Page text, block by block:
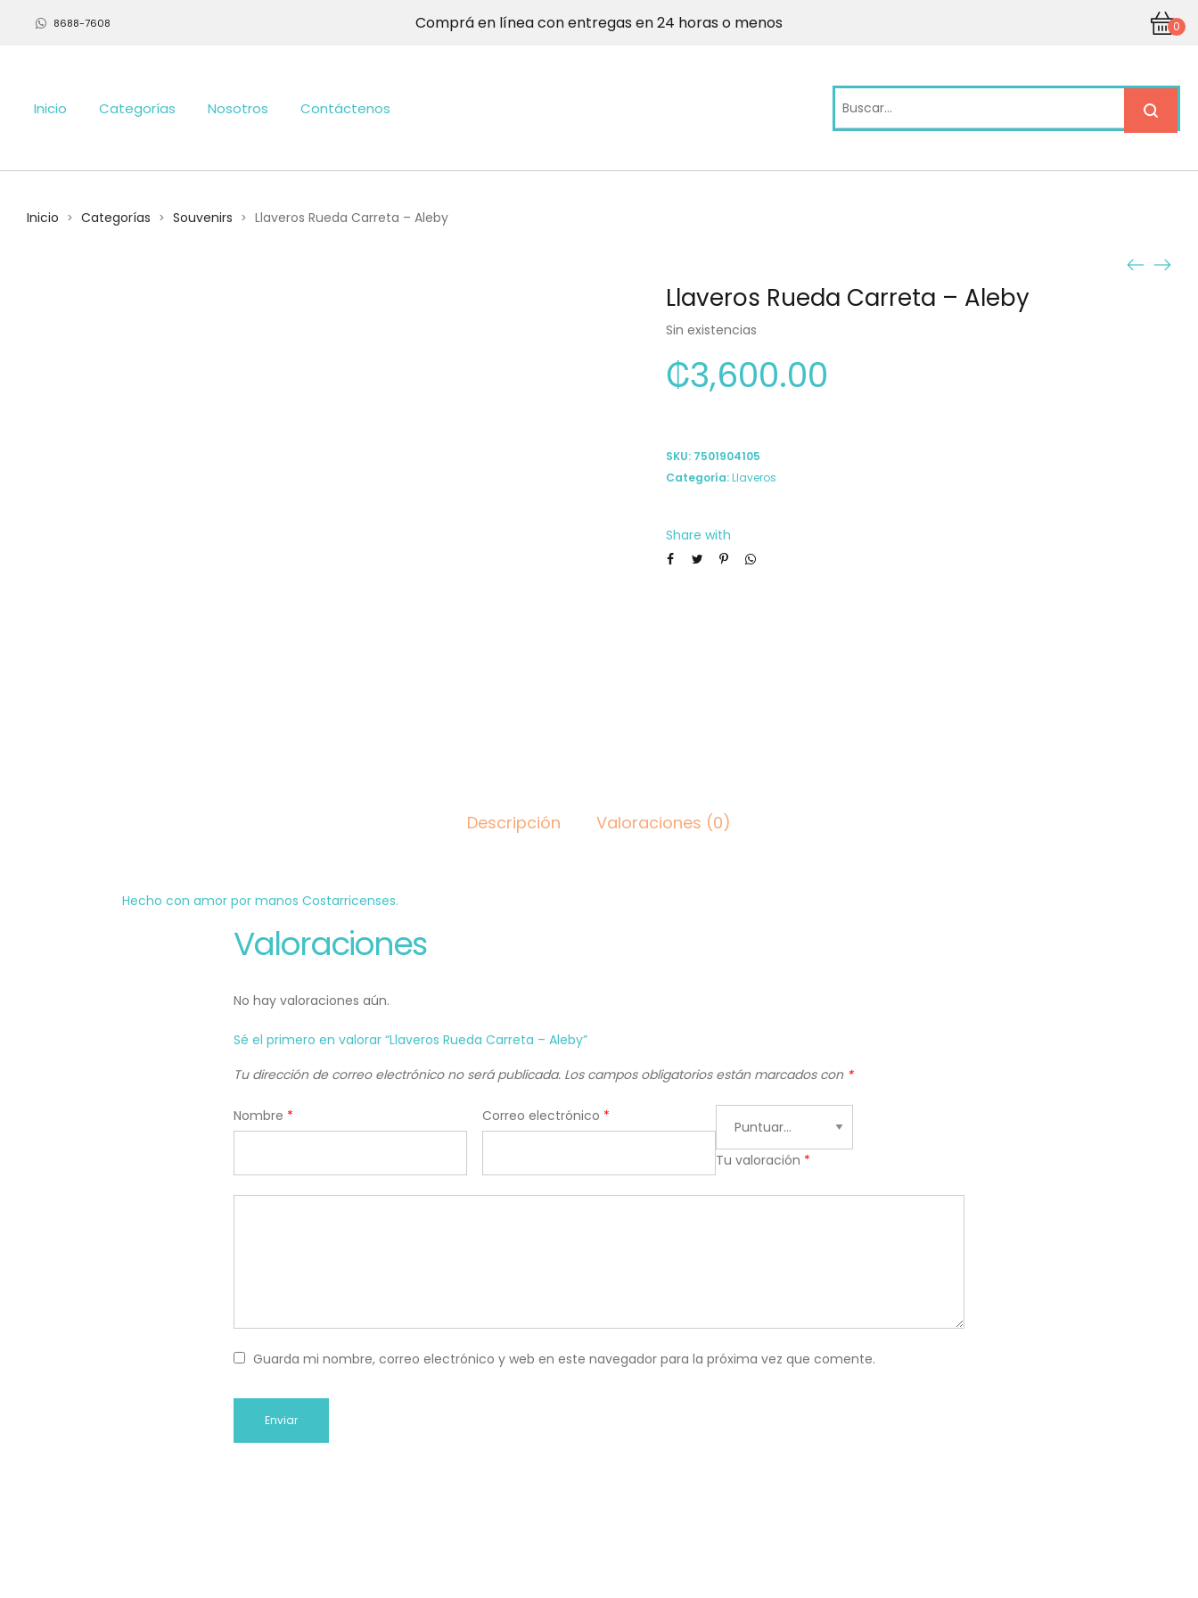
8688-7608 Comprá en línea con entregas en 24 horas o menos 0
Inicio Categorías Nosotros Contáctenos
Inicio > Categorías > Souvenirs > Llaveros Rueda Carreta – Aleby
Llaveros Rueda Carreta – Aleby
Sin existencias
₡3,600.00
SKU: 7501904105
Categoría:Llaveros
Share with
Descripción Valoraciones (0)
Hecho con amor por manos Costarricenses.
Valoraciones
No hay valoraciones aún.
Sé el primero en valorar “Llaveros Rueda Carreta – Aleby”
Tu dirección de correo electrónico no será publicada. Los campos obligatorios están marcados con *
Nombre * Correo electrónico *
Tu valoración *
Guarda mi nombre, correo electrónico y web en este navegador para la próxima vez que comente.